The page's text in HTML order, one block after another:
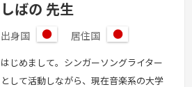
しばの 先生
出身国
本
居住国
本
はじめまして。シンガーソングライター
として活動しながら、現在音楽系の大学